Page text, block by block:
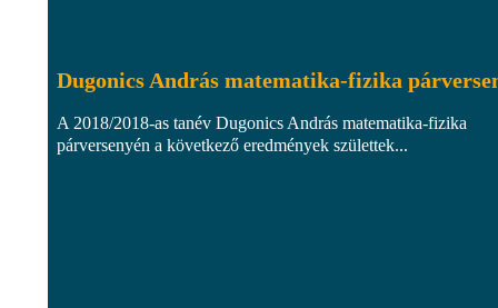
Dugonics András matematika-fizika
A 2018/2018-as tanév Dugonics András matematika-fizika
párversenyén a következő eredmények születtek...